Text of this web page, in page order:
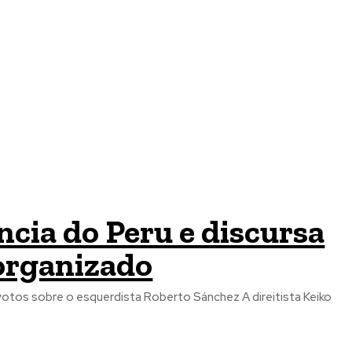
do Peru e discursa
sobre o esquerdista Roberto Sánchez A direitista Keiko